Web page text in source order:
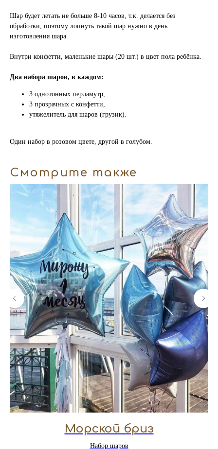
Шар будет летать не больше 8-10 часов, т.к. делается без
обработки, поэтому лопнуть такой шар нужно в день
изготовления шара.
Внутри конфетти, маленькие шары (20 шт.) в цвет пола ребёнка.
Два набора шаров, в каждом:
3 однотонных перламутр,
3 прозрачных с конфетти,
утяжелитель для шаров (грузик).
Один набор в розовом цвете, другой в голубом.
Смотрите также
Морской бриз
Набор шаров